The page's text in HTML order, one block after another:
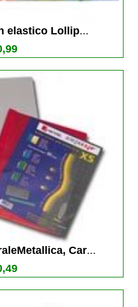
elastico Lollip...
Car...